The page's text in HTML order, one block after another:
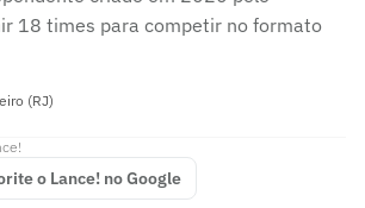
18 times para competir no formato
(RJ)
o Lance! no Google